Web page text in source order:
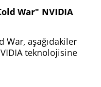
War" NVIDIA
War, aşağıdakiler
teknolojisine